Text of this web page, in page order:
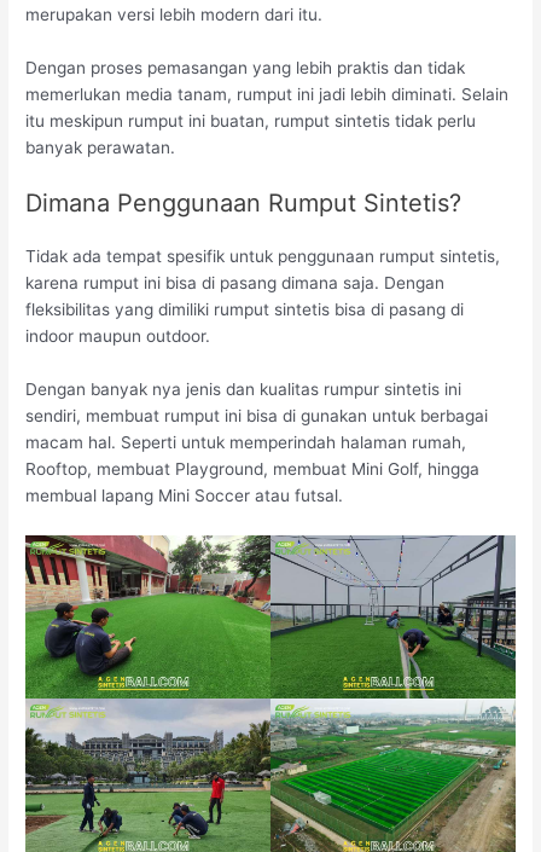
merupakan versi lebih modern dari itu.
Dengan proses pemasangan yang lebih praktis dan tidak
memerlukan media tanam, rumput ini jadi lebih diminati. Selain
itu meskipun rumput ini buatan, rumput sintetis tidak perlu
banyak perawatan.
Dimana Penggunaan Rumput Sintetis?
Tidak ada tempat spesifik untuk penggunaan rumput sintetis,
karena rumput ini bisa di pasang dimana saja. Dengan
fleksibilitas yang dimiliki rumput sintetis bisa di pasang di
indoor maupun outdoor.
Dengan banyak nya jenis dan kualitas rumpur sintetis ini
sendiri, membuat rumput ini bisa di gunakan untuk berbagai
macam hal. Seperti untuk memperindah halaman rumah,
Rooftop, membuat Playground, membuat Mini Golf, hingga
membual lapang Mini Soccer atau futsal.